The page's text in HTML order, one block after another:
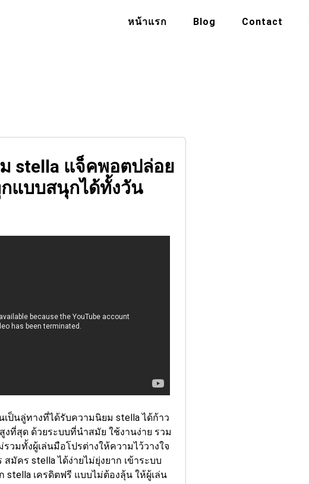
หน้าแรก Blog Contact
stella แจ็คพอตปล่อย
แบบสนุกได้ทั้งวัน
ป็นลู่ทางที่ได้รับความนิยม stella ได้ก้าว
งที่สุด ด้วยระบบที่นำสมัย ใช้งานง่าย รวม
วมทั้งผู้เล่นมือโปรต่างให้ความไว้วางใจ
มัคร stella ได้ง่ายไม่ยุ่งยาก เข้าระบบ
stella เครดิตฟรี แบบไม่ต้องลุ้น ให้ผู้เล่น